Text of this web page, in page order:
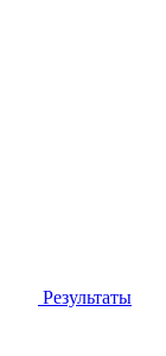
Результаты